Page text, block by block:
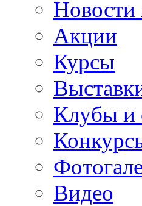
Новости
Акции
Курсы
Клубы и
Видео